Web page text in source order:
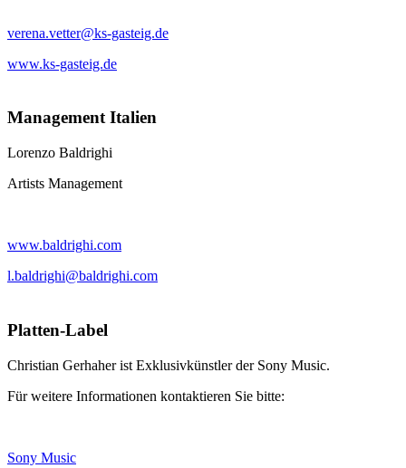
verena.vetter@ks-gasteig.de
www.ks-gasteig.de
Management Italien
Lorenzo Baldrighi
Artists Management
www.baldrighi.com
l.baldrighi@baldrighi.com
Platten-Label
Christian Gerhaher ist Exklusivkünstler der Sony Music.
Für weitere Informationen kontaktieren Sie bitte:
Sony Music